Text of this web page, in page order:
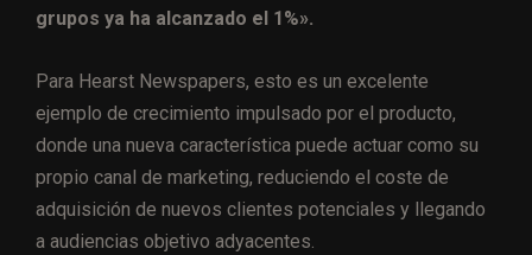
grupos ya ha alcanzado el 1%».
Para Hearst Newspapers, esto es un excelente
ejemplo de crecimiento impulsado por el producto,
donde una nueva característica puede actuar como su
propio canal de marketing, reduciendo el coste de
adquisición de nuevos clientes potenciales y llegando
a audiencias objetivo adyacentes.